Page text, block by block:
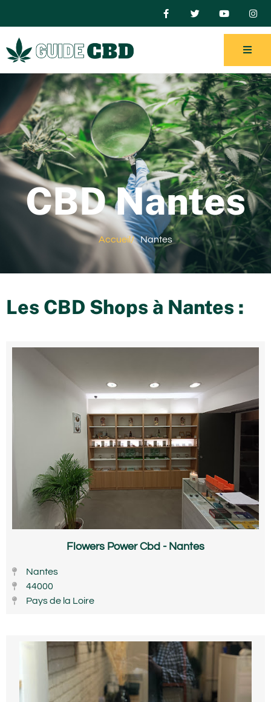
CBD Nantes
Accueil/ Nantes
Les CBD Shops à Nantes :
Flowers Power Cbd - Nantes
Nantes
44000
Pays de la Loire